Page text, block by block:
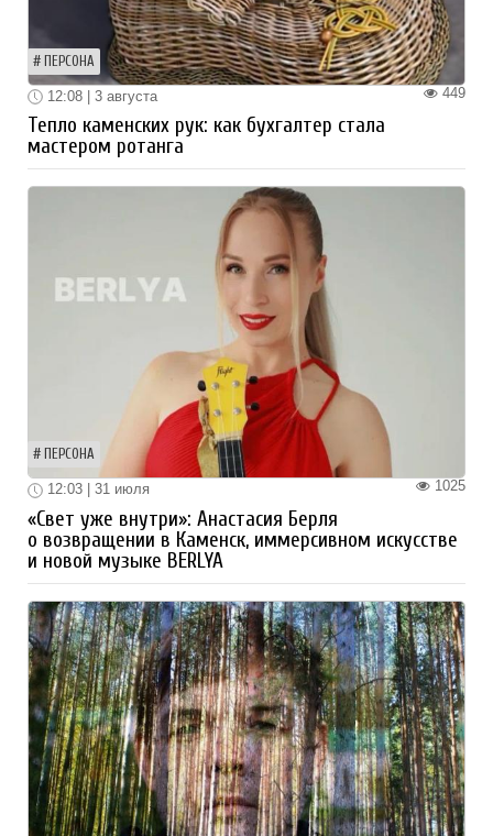
ПЕРСОНА
449
12:08 | 3 августа
Тепло каменских рук: как бухгалтер стала
мастером ротанга
ПЕРСОНА
1025
12:03 | 31 июля
«Свет уже внутри»: Анастасия Берля
о возвращении в Каменск, иммерсивном искусстве
и новой музыке BERLYA